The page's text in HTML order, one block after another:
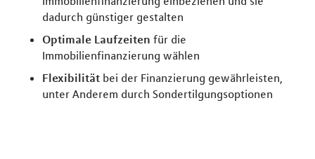
dadurch günstiger gestalten
Optimale Laufzeiten für die
Immobilienfinanzierung wählen
Flexibilität bei der Finanzierung gewährleisten,
unter Anderem durch Sondertilgungsoptionen